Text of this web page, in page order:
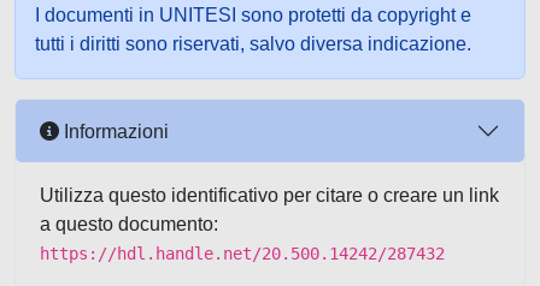
I documenti in UNITESI sono protetti da copyright e
tutti i diritti sono riservati, salvo diversa indicazione.
Informazioni
Utilizza questo identificativo per citare o creare un link
a questo documento:
https://hdl.handle.net/20.500.14242/287432